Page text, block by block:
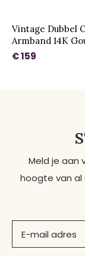
Vintage Dubbel
Armband 14K
€ 159
Meld je aan
hoogte van al